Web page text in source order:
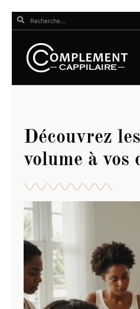
Découvrez
volume à vos